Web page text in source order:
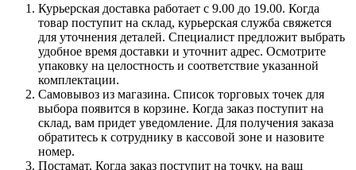
Курьерская доставка работает с 9.00 до 19.00. Когда
товар поступит на склад, курьерская служба свяжется
для уточнения деталей. Специалист предложит выбрать
удобное время доставки и уточнит адрес. Осмотрите
упаковку на целостность и соответствие указанной
комплектации.
Самовывоз из магазина. Список торговых точек для
выбора появится в корзине. Когда заказ поступит на
склад, вам придет уведомление. Для получения заказа
обратитесь к сотруднику в кассовой зоне и назовите
номер.
Постамат. Когда заказ поступит на точку, на ваш